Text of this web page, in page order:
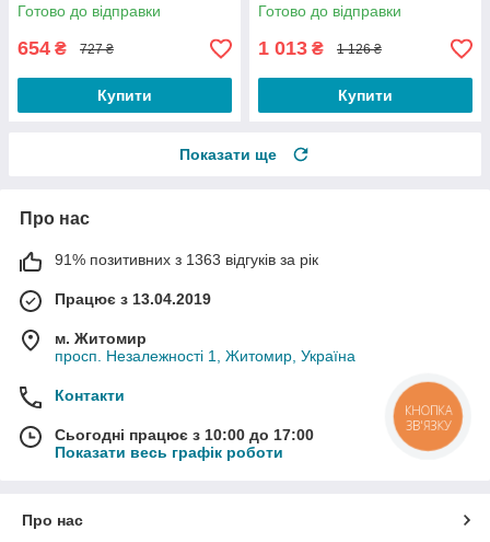
Готово до відправки
654 ₴ 727 ₴
Купити
Готово до відправки
1 013 ₴ 1 126 ₴
Купити
Показати ще
Про нас
91% позитивних з 1363 відгуків за рік
Працює з 13.04.2019
м. Житомир
просп. Незалежності 1, Житомир, Україна
Контакти
Сьогодні працює з 10:00 до 17:00
Показати весь графік роботи
Про нас
КНОПКА
ЗВ'ЯЗКУ